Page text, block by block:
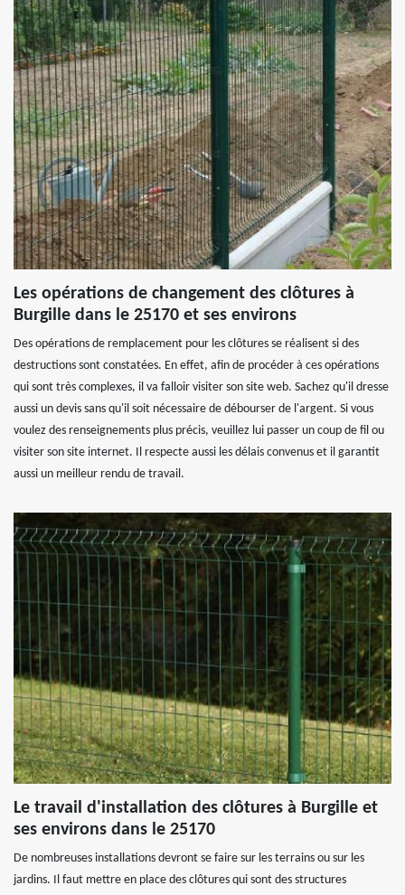
Les opérations de changement des clôtures à
Burgille dans le 25170 et ses environs
Des opérations de remplacement pour les clôtures se réalisent si des
destructions sont constatées. En effet, afin de procéder à ces opérations
qui sont très complexes, il va falloir visiter son site web. Sachez qu'il dresse
aussi un devis sans qu'il soit nécessaire de débourser de l'argent. Si vous
voulez des renseignements plus précis, veuillez lui passer un coup de fil ou
visiter son site internet. Il respecte aussi les délais convenus et il garantit
aussi un meilleur rendu de travail.
Le travail d'installation des clôtures à Burgille et
ses environs dans le 25170
De nombreuses installations devront se faire sur les terrains ou sur les
jardins. Il faut mettre en place des clôtures qui sont des structures